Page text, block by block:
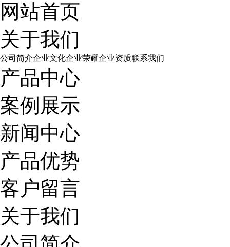
网站首页
关于我们
公司简介企业文化企业荣耀企业资质联系我们
产品中心
案例展示
新闻中心
产品优势
客户留言
关于我们